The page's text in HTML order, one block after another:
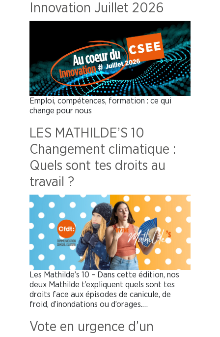
Innovation Juillet 2026
Emploi, compétences, formation : ce qui
change pour nous
LES MATHILDE’S 10
Changement climatique :
Quels sont tes droits au
travail ?
Les Mathilde’s 10 – Dans cette édition, nos
deux Mathilde t’expliquent quels sont tes
droits face aux épisodes de canicule, de
froid, d’inondations ou d’orages.…
Vote en urgence d’un